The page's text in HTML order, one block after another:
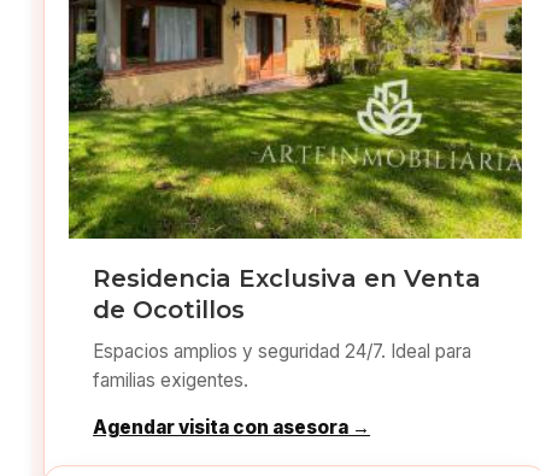
Residencia Exclusiva en Venta
de Ocotillos
Espacios amplios y seguridad 24/7. Ideal para
familias exigentes.
Agendar visita con asesora →